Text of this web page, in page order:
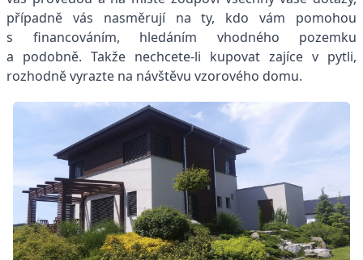
případně vás nasměrují na ty, kdo vám pomohou
s financováním, hledáním vhodného pozemku
a podobně. Takže nechcete-li kupovat zajíce v pytli,
rozhodně vyrazte na návštěvu vzorového domu.